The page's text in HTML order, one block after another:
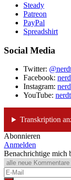
Steady
Patreon
PayPal
Spreadshirt
Social Media
Twitter:
Facebook:
Instagram:
YouTube:
Transkription
Abonnieren
Anmelden
Benachrichtige mich